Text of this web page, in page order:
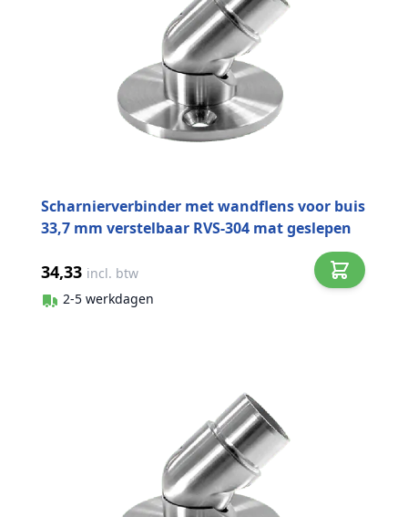
Scharnierverbinder met wandflens voor buis
33,7 mm verstelbaar RVS-304 mat geslepen
34,33 incl. btw
2-5 werkdagen